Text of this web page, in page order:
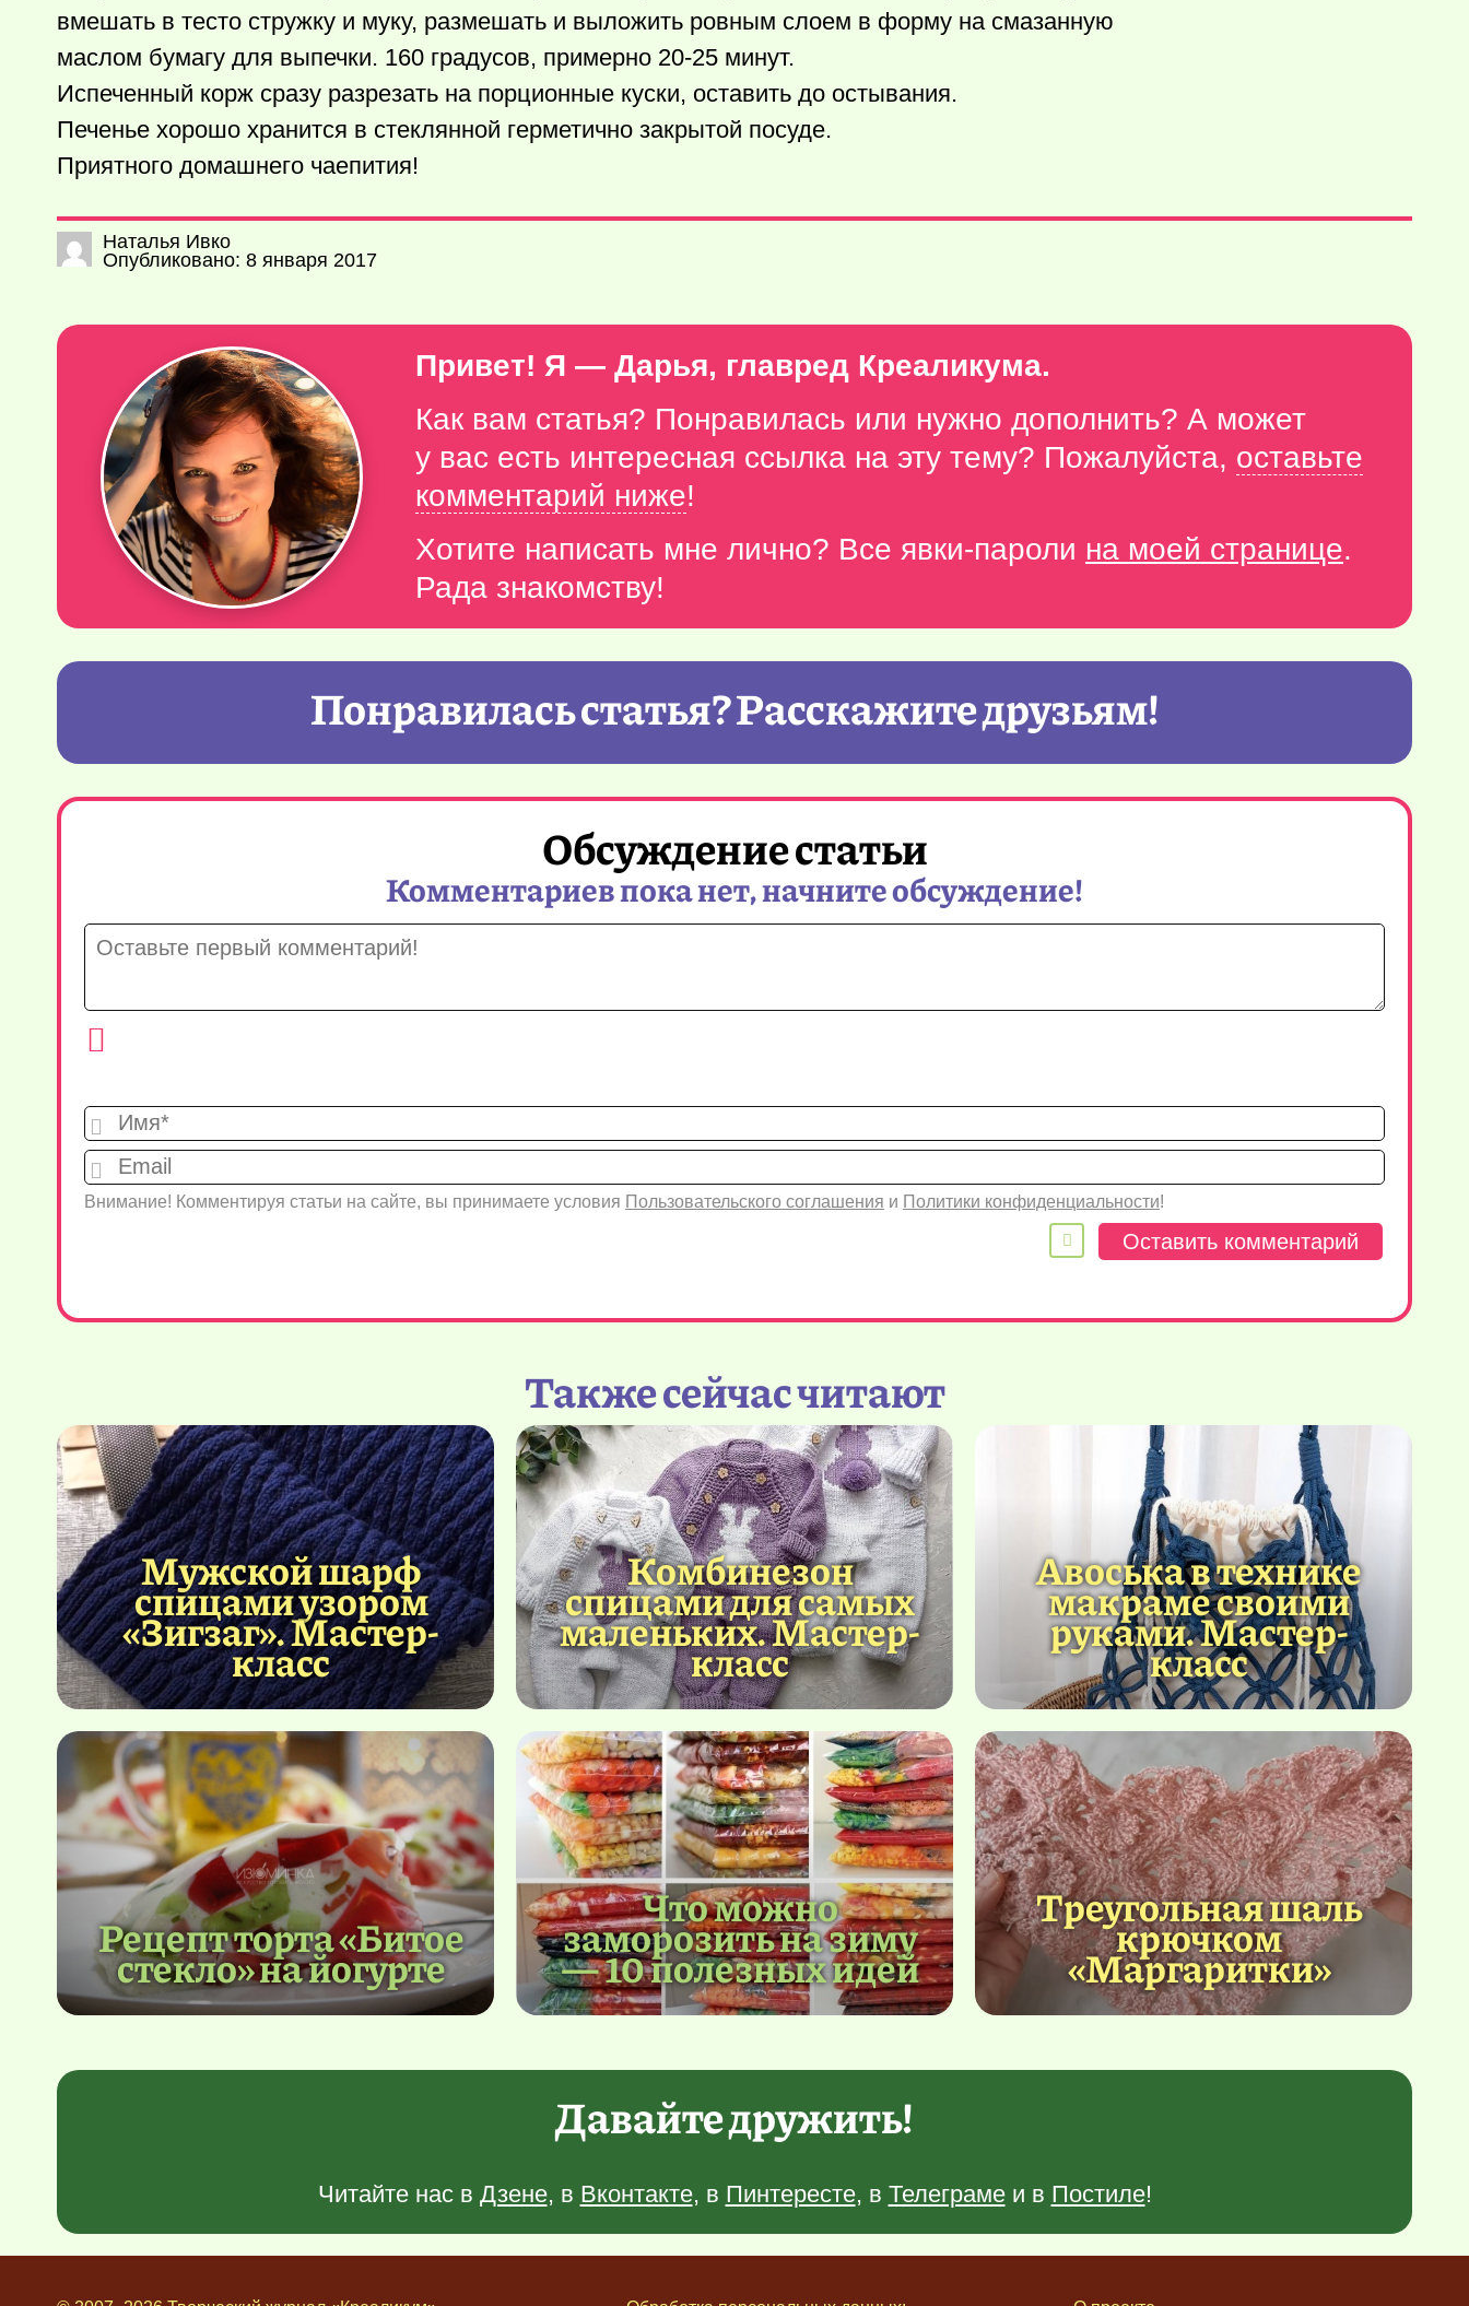
вмешать в тесто стружку и муку, размешать и выложить ровным слоем в форму на смазанную
маслом бумагу для выпечки. 160 градусов, примерно 20-25 минут.
Испеченный корж сразу разрезать на порционные куски, оставить до остывания.
Печенье хорошо хранится в стеклянной герметично закрытой посуде.
Приятного домашнего чаепития!
Наталья Ивко
Опубликовано: 8 января 2017
Привет! Я — Дарья, главред Креаликума.
Как вам статья? Понравилась или нужно дополнить? А может
у вас есть интересная ссылка на эту тему? Пожалуйста, оставьте
комментарий ниже!
Хотите написать мне лично? Все явки-пароли на моей странице.
Рада знакомству!
Понравилась статья? Расскажите друзьям!
Обсуждение статьи
Комментариев пока нет, начните обсуждение!
Имя*
Email
Внимание! Комментируя статьи на сайте, вы принимаете условия Пользовательского соглашения и Политики конфиденциальности!
Также сейчас читают
Мужской шарф
спицами узором
«Зигзаг». Мастер-
класс
Комбинезон
спицами для самых
маленьких. Мастер-
класс
Авоська в технике
макраме своими
руками. Мастер-
класс
Рецепт торта «Битое
стекло» на йогурте
Что можно
заморозить на зиму
— 10 полезных идей
Треугольная шаль
крючком
«Маргаритки»
Давайте дружить!
Читайте нас в Дзене, в Вконтакте, в Пинтересте, в Телеграмеи в Постиле!